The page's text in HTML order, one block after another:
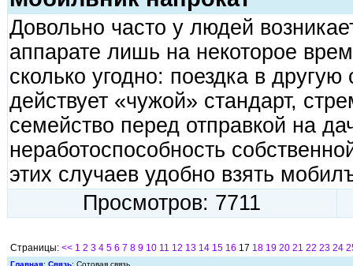
Довольно часто у людей
аппарате лишь на некоторое
сколько угодно: поездка в
действует «чужой» стандарт,
семейство перед отправкой на
неработоспособность
этих случаев удобно взять
Просмотров: 7711
Страницы: << 1 2 3 4 5 6 7 8 9 10 11 12 13 14 15 16 17 18 19 20 21 22 23 24
Главная: Связь: Сотовая связь